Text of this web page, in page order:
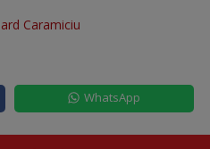
Caramiciu
WhatsApp